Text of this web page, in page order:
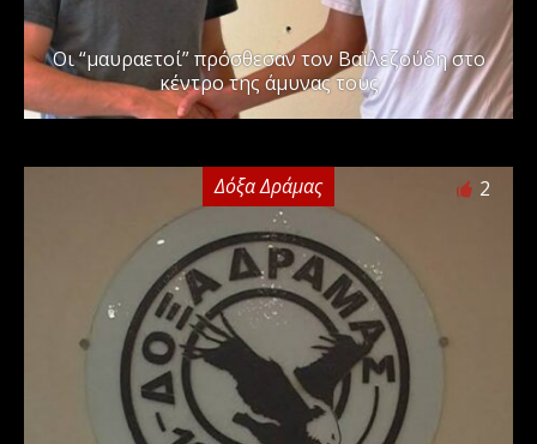
Οι “μαυραετοί” πρόσθεσαν τον Βαϊλεζούδη στο
κέντρο της άμυνας τους
Δόξα Δράμας 2